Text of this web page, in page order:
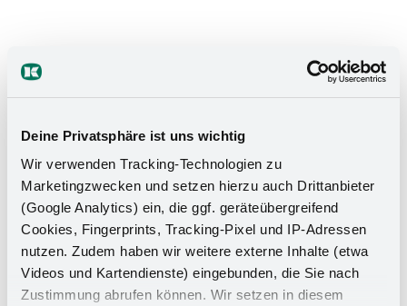
Deine Privatsphäre ist uns wichtig
Wir verwenden Tracking-Technologien zu
Marketingzwecken und setzen hierzu auch Drittanbieter
(Google Analytics) ein, die ggf. geräteübergreifend
Cookies, Fingerprints, Tracking-Pixel und IP-Adressen
nutzen. Zudem haben wir weitere externe Inhalte (etwa
Videos und Kartendienste) eingebunden, die Sie nach
Zustimmung abrufen können. Wir setzen in diesem
Das Stauraumwunder für Ihr
Badezimmer